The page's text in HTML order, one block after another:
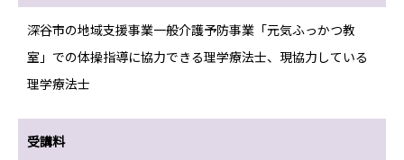
深谷市の地域支援事業一般介護予防事業「元気ふっかつ教
室」での体操指導に協力できる理学療法士、現協力している
理学療法士
受講料